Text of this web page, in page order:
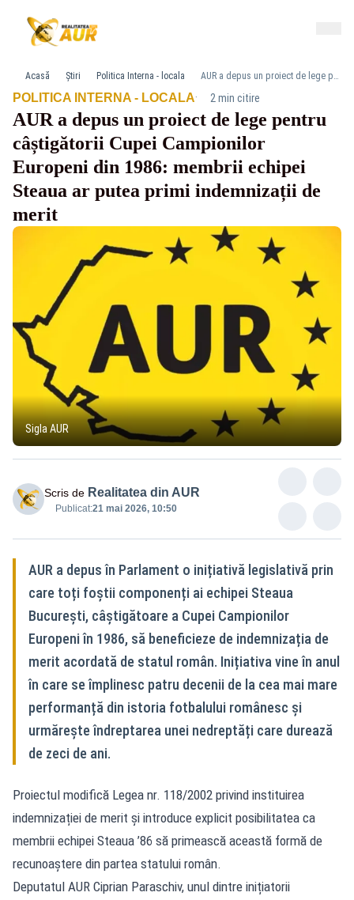
Acasă Știri Politica Interna - locala AUR a depus un proiect de lege pentru câștigătorii Cupei Campionilor Europeni din 1986: membrii echipei Steaua ar putea primi indemnizații de merit
POLITICA INTERNA - LOCALA· 2 min citire
AUR a depus un proiect de lege pentru
câștigătorii Cupei Campionilor
Europeni din 1986: membrii echipei
Steaua ar putea primi indemnizații de
merit
Sigla AUR
Scris de Realitatea din AUR
Publicat:21 mai 2026, 10:50
AUR a depus în Parlament o inițiativă legislativă prin
care toți foștii componenți ai echipei Steaua
București, câștigătoare a Cupei Campionilor
Europeni în 1986, să beneficieze de indemnizația de
merit acordată de statul român. Inițiativa vine în anul
în care se împlinesc patru decenii de la cea mai mare
performanță din istoria fotbalului românesc și
urmărește îndreptarea unei nedreptăți care durează
de zeci de ani.
Proiectul modifică Legea nr. 118/2002 privind instituirea
indemnizației de merit și introduce explicit posibilitatea ca
membrii echipei Steaua ’86 să primească această formă de
recunoaștere din partea statului român.
Deputatul AUR Ciprian Paraschiv, unul dintre inițiatorii